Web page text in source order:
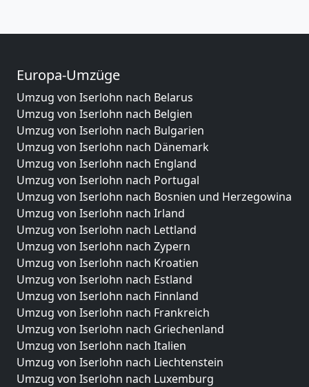
Europa-Umzüge
Umzug von Iserlohn nach Belarus
Umzug von Iserlohn nach Belgien
Umzug von Iserlohn nach Bulgarien
Umzug von Iserlohn nach Dänemark
Umzug von Iserlohn nach England
Umzug von Iserlohn nach Portugal
Umzug von Iserlohn nach Bosnien und Herzegowina
Umzug von Iserlohn nach Irland
Umzug von Iserlohn nach Lettland
Umzug von Iserlohn nach Zypern
Umzug von Iserlohn nach Kroatien
Umzug von Iserlohn nach Estland
Umzug von Iserlohn nach Finnland
Umzug von Iserlohn nach Frankreich
Umzug von Iserlohn nach Griechenland
Umzug von Iserlohn nach Italien
Umzug von Iserlohn nach Liechtenstein
Umzug von Iserlohn nach Luxemburg